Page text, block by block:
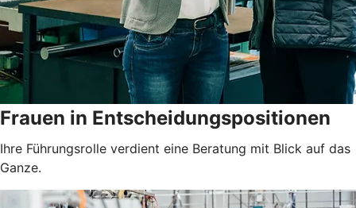
Frauen in Entscheidungspositionen
Ihre Führungsrolle verdient eine Beratung mit Blick auf das
Ganze.